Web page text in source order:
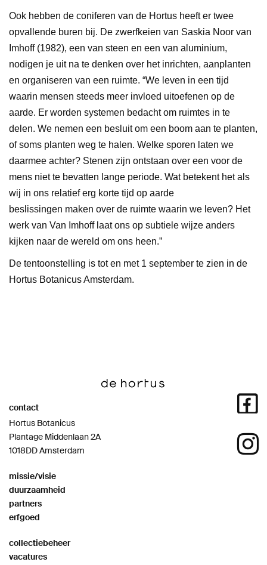
Ook hebben de coniferen van de Hortus heeft er twee
opvallende buren bij. De zwerfkeien van Saskia Noor van
Imhoff (1982), een van steen en een van aluminium,
nodigen je uit na te denken over het inrichten, aanplanten
en organiseren van een ruimte. “We leven in een tijd
waarin mensen steeds meer invloed uitoefenen op de
aarde. Er worden systemen bedacht om ruimtes in te
delen. We nemen een besluit om een boom aan te planten,
of soms planten weg te halen. Welke sporen laten we
daarmee achter? Stenen zijn ontstaan over een voor de
mens niet te bevatten lange periode. Wat betekent het als
wij in ons relatief erg korte tijd op aarde
beslissingen maken over de ruimte waarin we leven? Het
werk van Van Imhoff laat ons op subtiele wijze anders
kijken naar de wereld om ons heen.”
De tentoonstelling is tot en met 1 september te zien in de
Hortus Botanicus Amsterdam.
contact
Hortus Botanicus
Plantage Middenlaan 2A
1018DD Amsterdam
missie/visie
duurzaamheid
partners
erfgoed
collectiebeheer
vacatures